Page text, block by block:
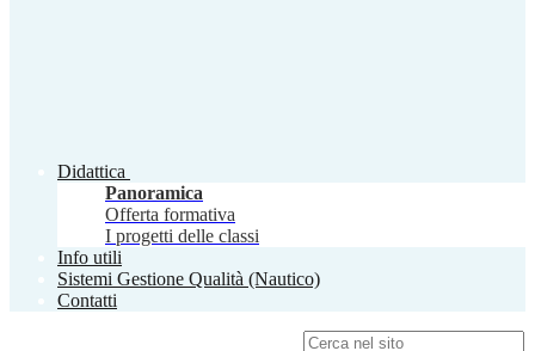
Didattica
Panoramica
Offerta formativa
I progetti delle classi
Info utili
Sistemi Gestione Qualità (Nautico)
Contatti